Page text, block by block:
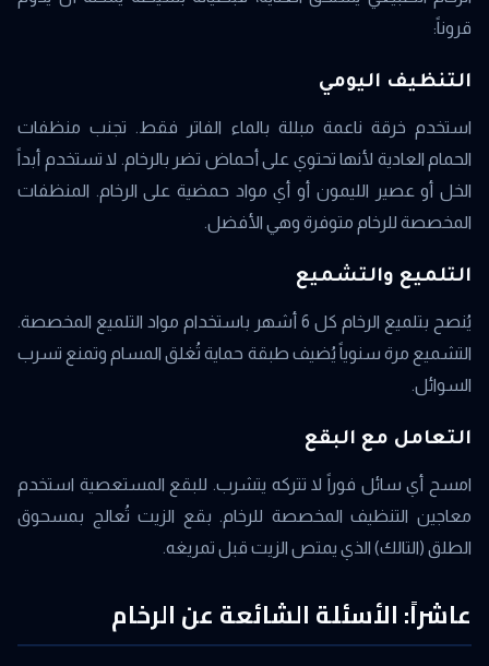
قروناً:
التنظيف اليومي
استخدم خرقة ناعمة مبللة بالماء الفاتر فقط. تجنب منظفات
الحمام العادية لأنها تحتوي على أحماض تضر بالرخام. لا تستخدم أبداً
الخل أو عصير الليمون أو أي مواد حمضية على الرخام. المنظفات
المخصصة للرخام متوفرة وهي الأفضل.
التلميع والتشميع
يُنصح بتلميع الرخام كل 6 أشهر باستخدام مواد التلميع المخصصة.
التشميع مرة سنوياً يُضيف طبقة حماية تُغلق المسام وتمنع تسرب
السوائل.
التعامل مع البقع
امسح أي سائل فوراً لا تتركه يتشرب. للبقع المستعصية استخدم
معاجين التنظيف المخصصة للرخام. بقع الزيت تُعالج بمسحوق
الطلق (التالك) الذي يمتص الزيت قبل تمريغه.
عاشراً: الأسئلة الشائعة عن الرخام